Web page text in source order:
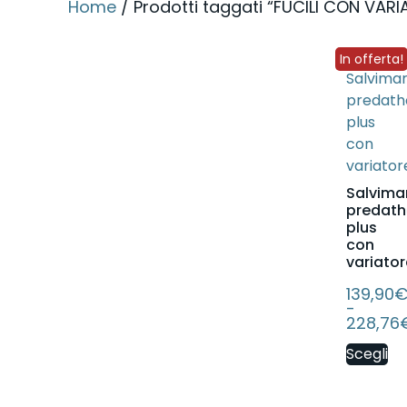
Home/ Prodotti taggati “FUCILI CON
In offerta!
plus
con
139,90€
-
228,76
Scegli